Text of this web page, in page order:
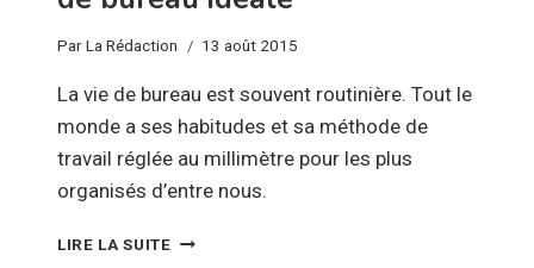
ParLa Rédaction 13 août 2015
La vie de bureau est souvent routinière. Tout le
monde a ses habitudes et sa méthode de
travail réglée au millimètre pour les plus
organisés d’entre nous.
LIRE LA SUITEASTUCES